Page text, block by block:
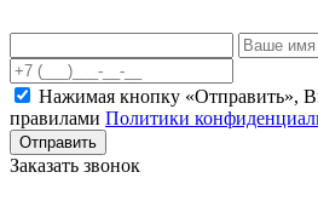
Нажимая кнопку «Отправить»,
правилами Политики
Отправить
Заказать звонок